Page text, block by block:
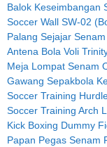
Balok Keseimbangan
Soccer Wall SW-02
Palang Sejajar
Antena Bola Voli
Meja Lompat Senam
Gawang Sepakbola
Soccer Training
Soccer Training Arch
Kick Boxing Dummy
Papan Pegas Senam